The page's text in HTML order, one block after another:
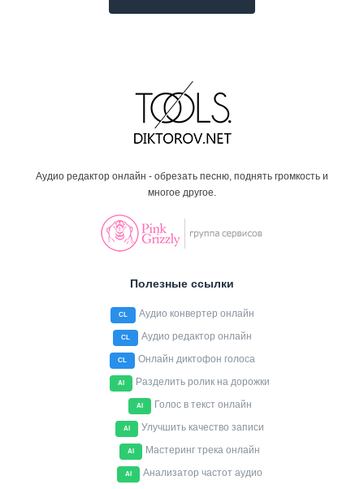
Аудио редактор онлайн - обрезать песню, поднять громкость и
многое другое.
Полезные ссылки
CL Аудио конвертер онлайн
CL Аудио редактор онлайн
CL Онлайн диктофон голоса
AI Разделить ролик на дорожки
AI Голос в текст онлайн
AI Улучшить качество записи
AI Мастеринг трека онлайн
AI Анализатор частот аудио